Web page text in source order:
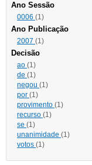
Ano Sessão
0006 (1)
Ano Publicação
2007 (1)
Decisão
ao (1)
de (1)
negou (1)
por (1)
provimento (1)
recurso (1)
se (1)
unanimidade (1)
votos (1)